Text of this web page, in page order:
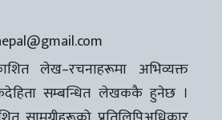
लेख–रचनाहरूमा अभिव्यक्त
सम्बन्धित लेखककै हुनेछ ।